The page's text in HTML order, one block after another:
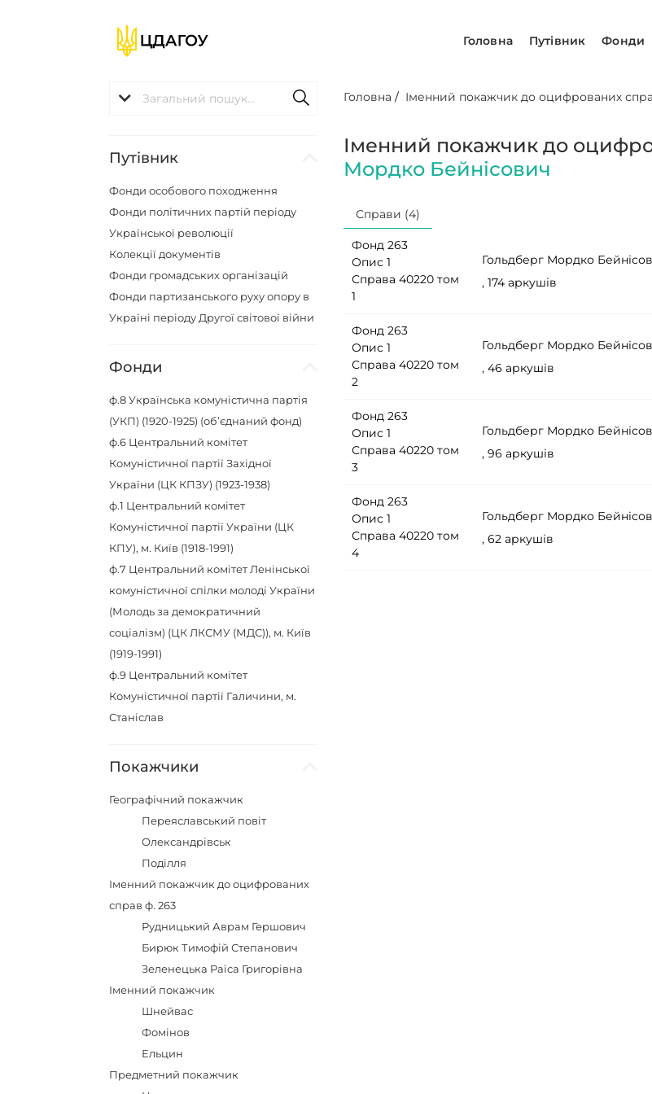
Головна Путівник Фонди
Путівник
Фонди особового походження
Фонди політичних партій періоду
Української революції
Колекції документів
Фонди громадських організацій
Фонди партизанського руху опору в
Україні періоду Другої світової війни
Фонди
ф.8Українська комуністична партія
(УКП) (1920-1925) (об’єднаний фонд)
ф.6 Центральний комітет
Комуністичної партії Західної
України (ЦК КПЗУ) (1923-1938)
ф.1 Центральний комітет
Комуністичної партії України (ЦК
КПУ), м. Київ (1918-1991)
ф.7 Центральний комітет Ленінської
комуністичної спілки молоді України
(Молодь за демократичний
соціалізм) (ЦК ЛКСМУ (МДС)), м. Київ
(1919-1991)
ф.9 Центральний комітет
Комуністичної партії Галичини, м.
Станіслав
Покажчики
Географічний покажчик
Переяславський повіт
Олександрівськ
Поділля
Іменний покажчик до оцифрованих
справ ф. 263
Рудницький Аврам Гершович
Бирюк Тимофій Степанович
Зеленецька Раїса Григорівна
Іменний покажчик
Шнейвас
Фомінов
Ельцин
Предметний покажчик
Головна / Іменний покажчик до оцифрованих
Іменний покажчик до
Мордко Бейнісович
Справи (4)
Фонд 263
Опис 1
Справа 40220 том
1
Гольдберг Мордко
, 174 аркушів
Фонд 263
Опис 1
Справа 40220 том
2
Гольдберг Мордко
, 46 аркушів
Фонд 263
Опис 1
Справа 40220 том
3
Гольдберг Мордко
, 96 аркушів
Фонд 263
Опис 1
Справа 40220 том
4
Гольдберг Мордко
, 62 аркушів